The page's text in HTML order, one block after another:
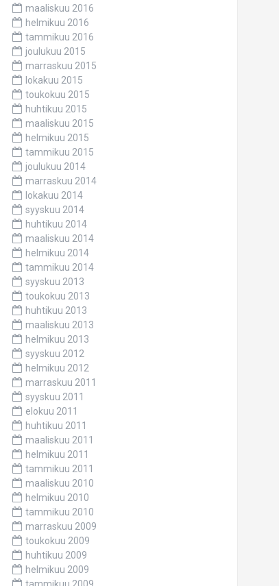
maaliskuu 2016
helmikuu 2016
tammikuu 2016
joulukuu 2015
marraskuu 2015
lokakuu 2015
toukokuu 2015
huhtikuu 2015
maaliskuu 2015
helmikuu 2015
tammikuu 2015
joulukuu 2014
marraskuu 2014
lokakuu 2014
syyskuu 2014
huhtikuu 2014
maaliskuu 2014
helmikuu 2014
tammikuu 2014
syyskuu 2013
toukokuu 2013
huhtikuu 2013
maaliskuu 2013
helmikuu 2013
syyskuu 2012
helmikuu 2012
marraskuu 2011
syyskuu 2011
elokuu 2011
huhtikuu 2011
maaliskuu 2011
helmikuu 2011
tammikuu 2011
maaliskuu 2010
helmikuu 2010
tammikuu 2010
marraskuu 2009
toukokuu 2009
huhtikuu 2009
helmikuu 2009